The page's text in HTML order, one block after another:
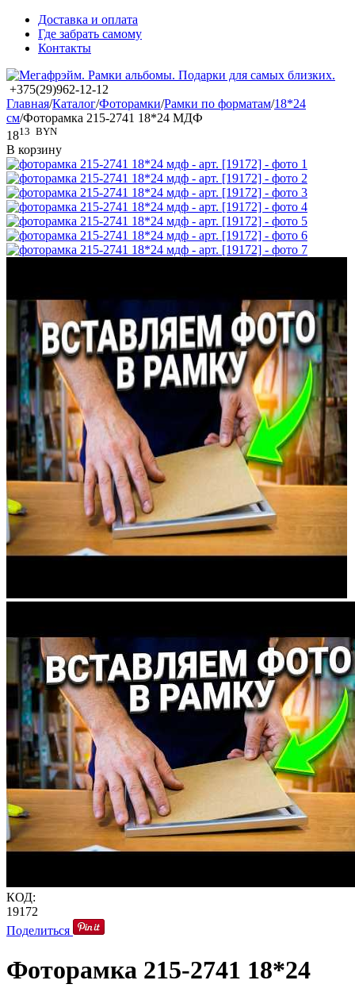
Доставка и оплата
Где забрать самому
Контакты
+375(29)962-12-12
Главная/Каталог/Фоторамки/Рамки по форматам/18*24
см/Фоторамка 215-2741 18*24 МДФ
1813 BYN
В корзину
КОД:
19172
Поделиться
Фоторамка 215-2741 18*24